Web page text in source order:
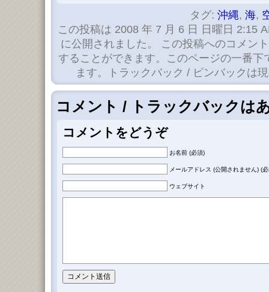
タグ: 沖縄, 海,
この投稿は 2008 年 7 月 6 日 日曜日 2:15
に公開されました。 この投稿へのコメン
することができます。このページの一番下
ます。トラックバック / ピンバックは
コメント / トラックバックは
コメントをどうぞ
お名前 (必須)
メールアドレス (公開されません) (
ウェブサイト